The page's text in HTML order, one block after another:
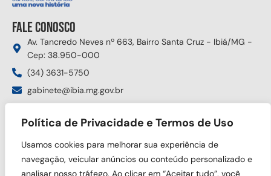
Política de Privacidade e Termos de Uso
Usamos cookies para melhorar sua experiência de
navegação, veicular anúncios ou conteúdo personalizado e
analisar nosso tráfego. Ao clicar em “Aceitar tudo”, você
Fale conosco
Av. Tancredo Neves nº 663, Bairro Santa Cruz - Ibiá/MG -
Cep: 38.950-000
(34) 3631-5750
gabinete@ibia.mg.gov.br